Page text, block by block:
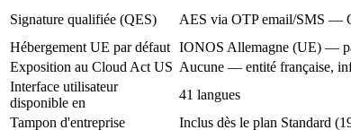
Signature qualifiée (QES) AES via OTP email/SMS —
Hébergement UE par défaut IONOS Allemagne (UE) —
Exposition au Cloud Act US Aucune — entité française,
Interface utilisateur
disponible en
41 langues
Tampon d'entreprise
Inclus dès le plan Standard